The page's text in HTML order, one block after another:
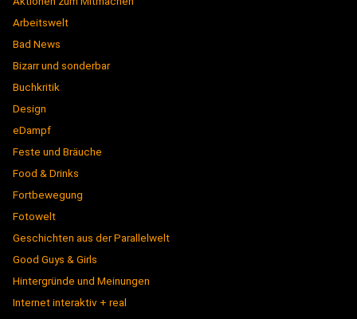
Arbeitswelt
Bad News
Bizarr und sonderbar
Buchkritik
Design
eDampf
Feste und Bräuche
Food & Drinks
Fortbewegung
Fotowelt
Geschichten aus der Parallelwelt
Good Guys & Girls
Hintergründe und Meinungen
Internet interaktiv + real